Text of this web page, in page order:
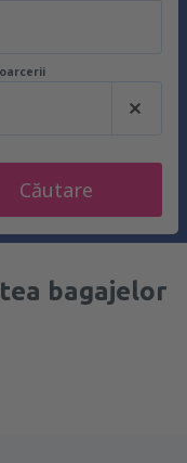
Căutare
bagajelor